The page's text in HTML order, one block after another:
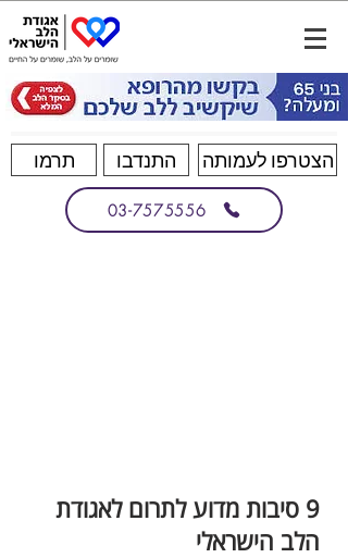
תרמו התנדבו הצטרפו לעמותה
03-7575556
9 סיבות מדוע לתרום לאגודת
הלב הישראלי